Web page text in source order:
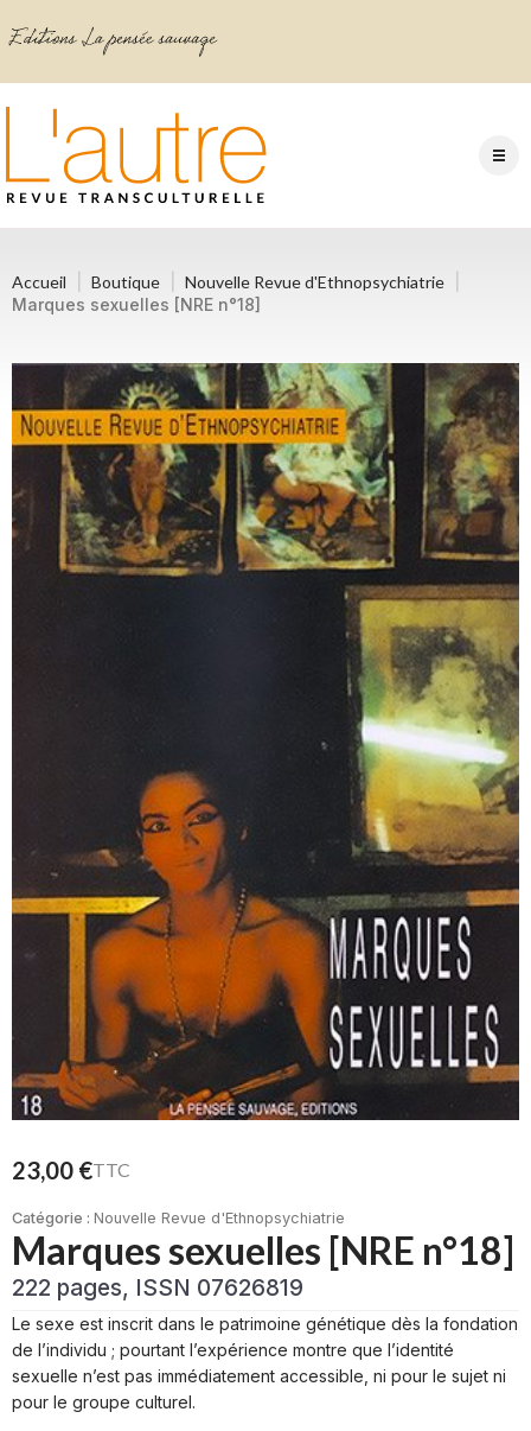
Accueil Boutique
Nouvelle Revue d'Ethnopsychiatrie
Marques sexuelles [NRE n°18]
23,00 €TTC
Catégorie : Nouvelle Revue d'Ethnopsychiatrie
Marques sexuelles [NRE n°18]
222 pages, ISSN 07626819
Le sexe est inscrit dans le patrimoine génétique dès la fondation
de l’individu ; pourtant l’expérience montre que l’identité
sexuelle n’est pas immédiatement accessible, ni pour le sujet ni
pour le groupe culturel.